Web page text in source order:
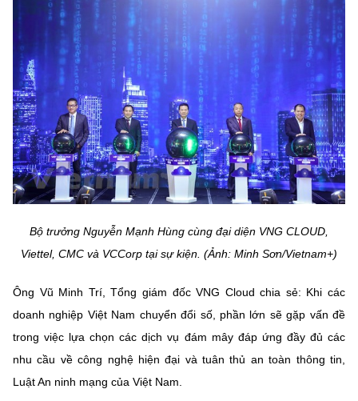
Bộ trưởng Nguyễn Mạnh Hùng cùng đại diện VNG CLOUD,
Viettel, CMC và VCCorp tại sự kiện. (Ảnh: Minh Sơn/Vietnam+)
Ông Vũ Minh Trí, Tổng giám đốc VNG Cloud chia sẻ: Khi các
doanh nghiệp Việt Nam chuyển đổi số, phần lớn sẽ gặp vấn đề
trong việc lựa chọn các dịch vụ đám mây đáp ứng đầy đủ các
nhu cầu về công nghệ hiện đại và tuân thủ an toàn thông tin,
Luật An ninh mạng của Việt Nam.